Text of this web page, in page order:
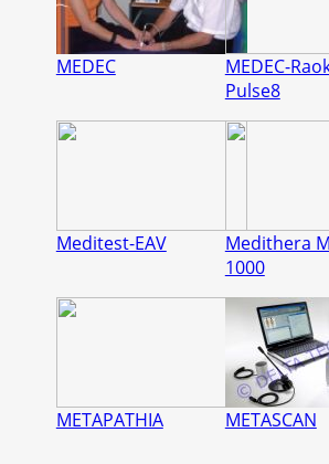
MEDEC
MEDEC-
Pulse8
Meditest-EAV
Medithera
1000
METAPATHIA METASCAN